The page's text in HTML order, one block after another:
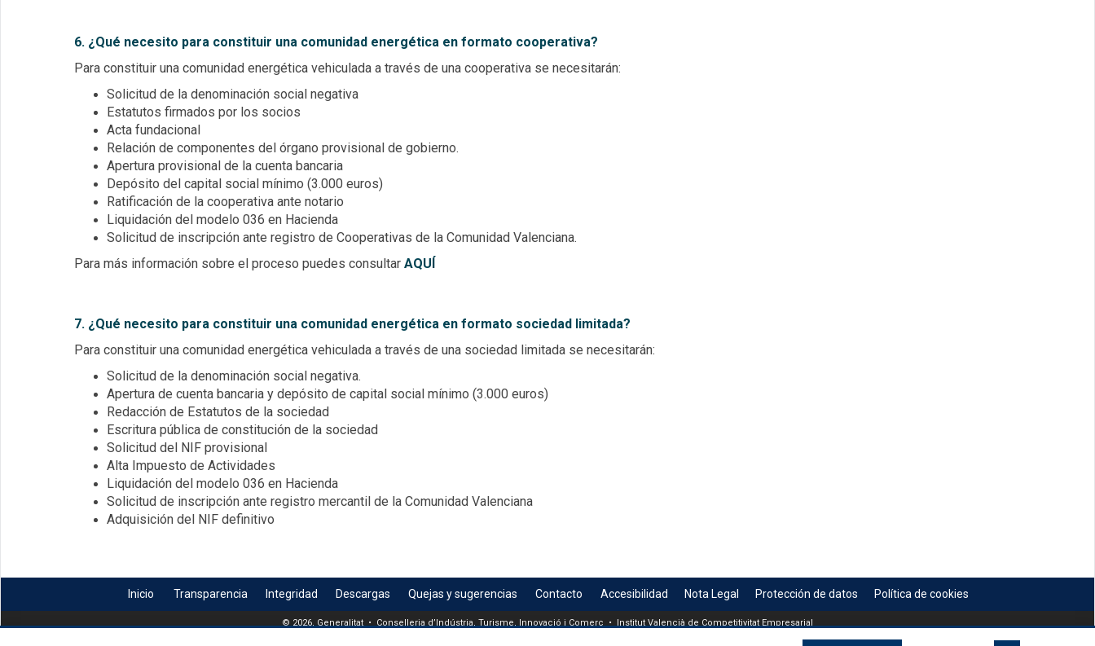
6. ¿Qué necesito para constituir una comunidad energética en formato cooperativa?
Para constituir una comunidad energética vehiculada a través de una cooperativa se necesitarán:
Solicitud de la denominación social negativa
Estatutos firmados por los socios
Acta fundacional
Relación de componentes del órgano provisional de gobierno.
Apertura provisional de la cuenta bancaria
Depósito del capital social mínimo (3.000 euros)
Ratificación de la cooperativa ante notario
Liquidación del modelo 036 en Hacienda
Solicitud de inscripción ante registro de Cooperativas de la Comunidad Valenciana.
Para más información sobre el proceso puedes consultar AQUÍ
7. ¿Qué necesito para constituir una comunidad energética en formato sociedad limitada?
Para constituir una comunidad energética vehiculada a través de una sociedad limitada se necesitarán:
Solicitud de la denominación social negativa.
Apertura de cuenta bancaria y depósito de capital social mínimo (3.000 euros)
Redacción de Estatutos de la sociedad
Escritura pública de constitución de la sociedad
Solicitud del NIF provisional
Alta Impuesto de Actividades
Liquidación del modelo 036 en Hacienda
Solicitud de inscripción ante registro mercantil de la Comunidad Valenciana
Adquisición del NIF definitivo
Inicio Transparencia Integridad Descargas Quejas y sugerencias Contacto Accesibilidad Nota Legal Protección de datos Política de cookies
© 2026, Generalitat • Conselleria d’Indústria, Turisme, Innovació i Comerç • Institut Valencià de Competitivitat Empresarial